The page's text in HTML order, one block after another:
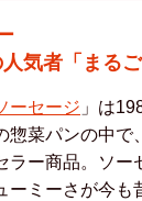
気者「まるご
ーセージ 」は
惣菜パンの中で
ラー商品。ソー
ーミーさが今も